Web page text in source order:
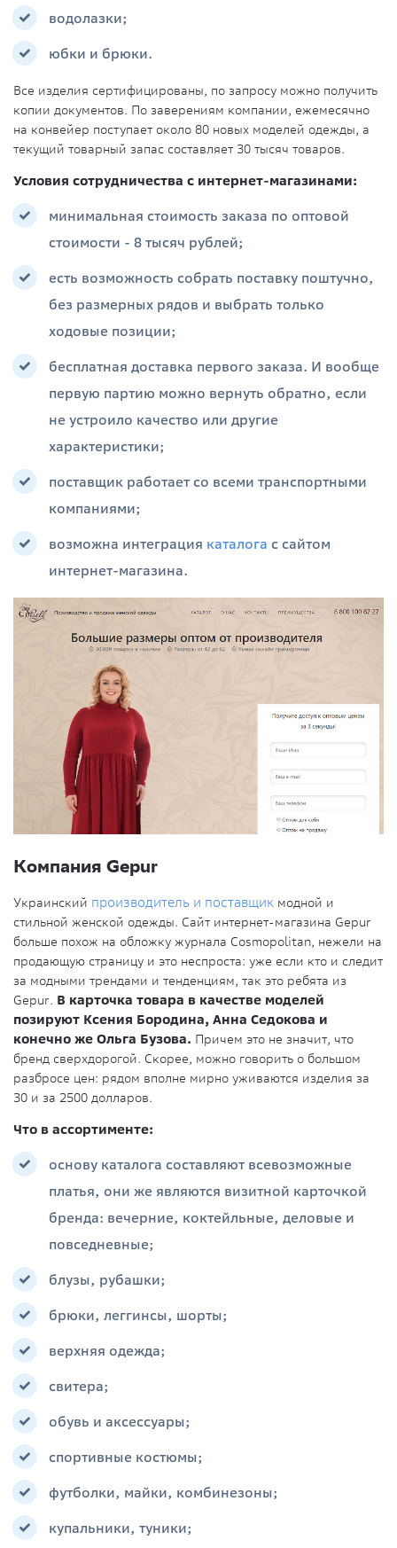
водолазки;
юбки и брюки.
Все изделия сертифицированы, по запросу можно получить
копии документов. По заверениям компании, ежемесячно
на конвейер поступает около 80 новых моделей одежды, а
текущий товарный запас составляет 30 тысяч товаров.
Условия сотрудничества с интернет-магазинами:
минимальная стоимость заказа по оптовой
стоимости - 8 тысяч рублей;
есть возможность собрать поставку поштучно,
без размерных рядов и выбрать только
ходовые позиции;
бесплатная доставка первого заказа. И вообще
первую партию можно вернуть обратно, если
не устроило качество или другие
характеристики;
поставщик работает со всеми транспортными
компаниями;
возможна интеграция каталога с сайтом
интернет-магазина.
Компания Gepur
Украинский производитель и поставщик модной и
стильной женской одежды. Сайт интернет-магазина Gepur
больше похож на обложку журнала Cosmopolitan, нежели на
продающую страницу и это неспроста: уже если кто и следит
за модными трендами и тенденциям, так это ребята из
Gepur. В карточка товара в качестве моделей
позируют Ксения Бородина, Анна Седокова и
конечно же Ольга Бузова. Причем это не значит, что
бренд сверхдорогой. Скорее, можно говорить о большом
разбросе цен: рядом вполне мирно уживаются изделия за
30 и за 2500 долларов.
Что в ассортименте:
основу каталога составляют всевозможные
платья, они же являются визитной карточкой
бренда: вечерние, коктейльные, деловые и
повседневные;
блузы, рубашки;
брюки, леггинсы, шорты;
верхняя одежда;
свитера;
обувь и аксессуары;
спортивные костюмы;
футболки, майки, комбинезоны;
купальники, туники;